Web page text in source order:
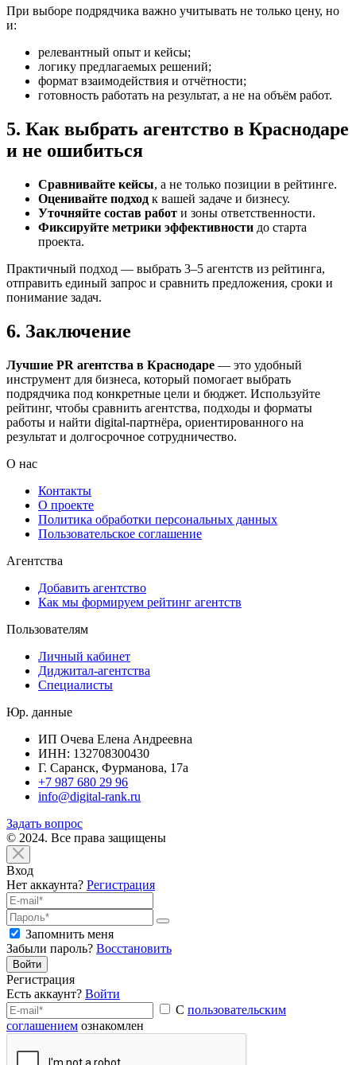
При выборе подрядчика важно учитывать не только цену, но
и:
релевантный опыт и кейсы;
логику предлагаемых решений;
формат взаимодействия и отчётности;
готовность работать на результат, а не на объём работ.
5. Как выбрать агентство в Краснодаре
и не ошибиться
Сравнивайте кейсы, а не только позиции в рейтинге.
Оценивайте подход к вашей задаче и бизнесу.
Уточняйте состав работ и зоны ответственности.
Фиксируйте метрики эффективности до старта
проекта.
Практичный подход — выбрать 3–5 агентств из рейтинга,
отправить единый запрос и сравнить предложения, сроки и
понимание задач.
6. Заключение
Лучшие PR агентства в Краснодаре — это удобный
инструмент для бизнеса, который помогает выбрать
подрядчика под конкретные цели и бюджет. Используйте
рейтинг, чтобы сравнить агентства, подходы и форматы
работы и найти digital-партнёра, ориентированного на
результат и долгосрочное сотрудничество.
О нас
Контакты
О проекте
Политика обработки персональных данных
Пользовательское соглашение
Агентства
Добавить агентство
Как мы формируем рейтинг агентств
Пользователям
Личный кабинет
Диджитал-агентства
Специалисты
Юр. данные
ИП Очева Елена Андреевна
ИНН: 132708300430
Г. Саранск, Фурманова, 17а
+7 987 680 29 96
info@digital-rank.ru
Задать вопрос
© 2024. Все права защищены
Вход
Нет аккаунта? Регистрация
Запомнить меня
Забыли пароль? Восстановить
Войти
Регистрация
Есть аккаунт? Войти
С пользовательским
соглашением ознакомлен